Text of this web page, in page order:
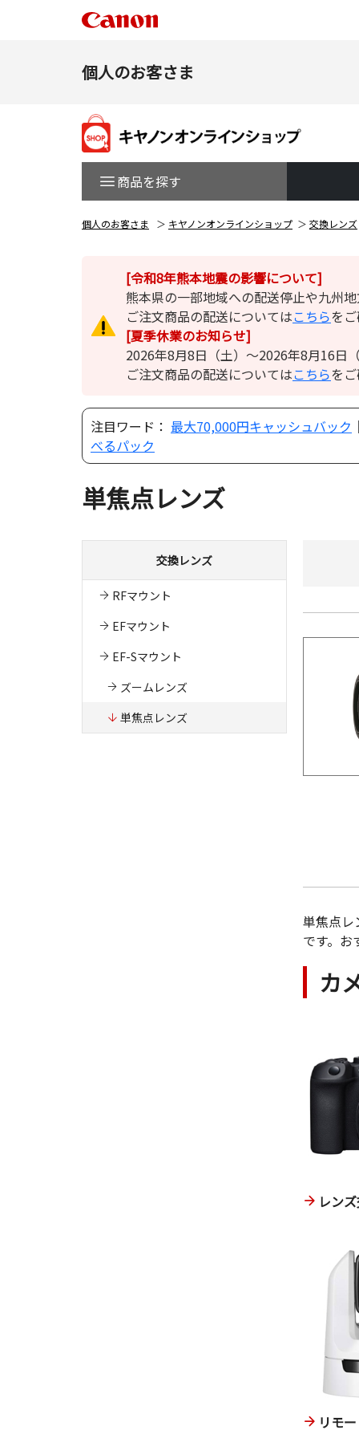
個人のお客さま
商品を探す
個人のお客さま キヤノンオンラインショップ 交換レンズ
[令和8年熊本地震の影響について]
熊本県の一部地域への配送停止や九州
ご注文商品の配送についてはこちらを
[夏季休業のお知らせ]
2026年8月8日（土）～2026年8月16日
ご注文商品の配送についてはこちらを
注目ワード： 最大70,000円キャッシュバック
べるパック
単焦点レンズ
交換レンズ
RFマウント
EFマウント
EF-Sマウント
ズームレンズ
単焦点レンズ
単焦点レ
です。お
カ
レン
リモ